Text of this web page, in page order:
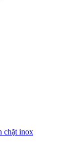
chặt inox